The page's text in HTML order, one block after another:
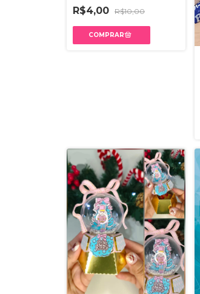
R$4,00 R$10,00